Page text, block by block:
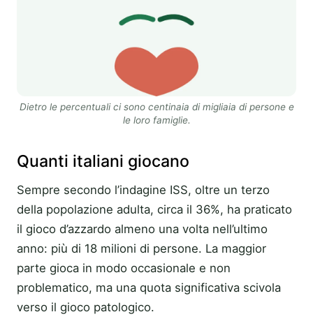
Dietro le percentuali ci sono centinaia di migliaia di persone e
le loro famiglie.
Quanti italiani giocano
Sempre secondo l’indagine ISS, oltre un terzo
della popolazione adulta, circa il 36%, ha praticato
il gioco d’azzardo almeno una volta nell’ultimo
anno: più di 18 milioni di persone. La maggior
parte gioca in modo occasionale e non
problematico, ma una quota significativa scivola
verso il gioco patologico.